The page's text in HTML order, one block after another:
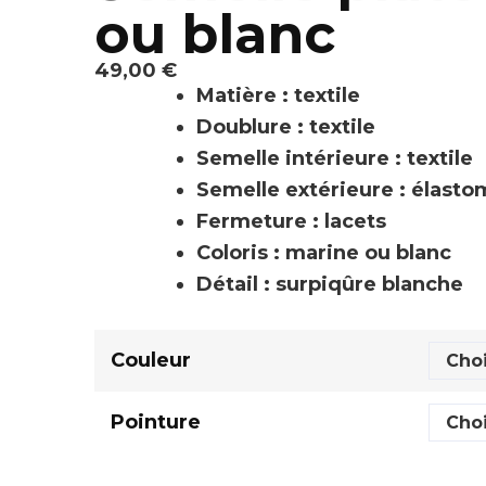
ou blanc
49,00 €
Matière : textile
Doublure : textile
Semelle intérieure : textile
Semelle extérieure :
Fermeture : lacets
Coloris : marine ou blanc
Détail : surpiqûre blanche
Couleur
Pointure